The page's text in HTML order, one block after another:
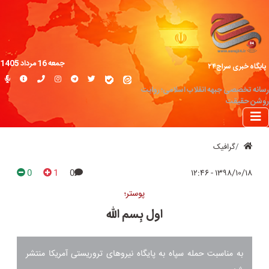
پایگاه خبری سراج۲۴
رسانه تخصصی جبهه انقلاب اسلامی؛ روایت
روشن حقیقت
جمعه 16 مرداد 1405
گرافیک
۱۳۹۸/۱۰/۱۸ - ۱۲:۴۶ 0
1
0
پوستر؛
اول بِسم الله
به مناسبت حمله سپاه به پایگاه نیروهای تروریستی آمریکا منتشر